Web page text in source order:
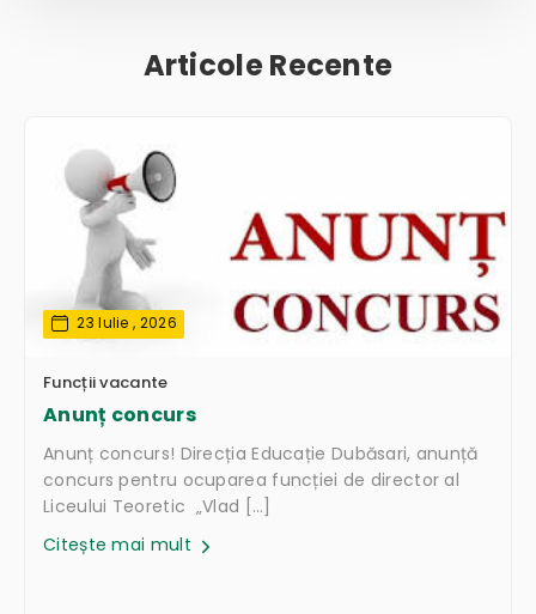
Articole Recente
23 Iulie , 2026
Funcții vacante
Anunț concurs
Anunț concurs! Direcția Educație Dubăsari, anunță
concurs pentru ocuparea funcției de director al
Liceului Teoretic „Vlad […]
Citește mai mult